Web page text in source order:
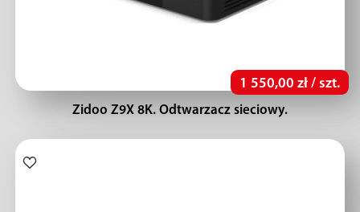
1 550,00 zł / szt.
Zidoo Z9X 8K. Odtwarzacz sieciowy.